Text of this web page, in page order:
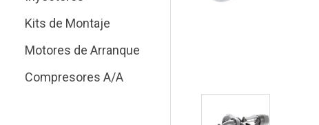
Kits de Montaje
Motores de Arranque
Compresores A/A